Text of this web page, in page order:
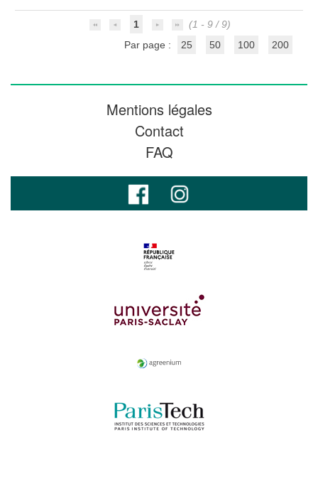
1
(1 - 9 / 9)
Par page :
25 50 100 200
Mentions légales
Contact
FAQ